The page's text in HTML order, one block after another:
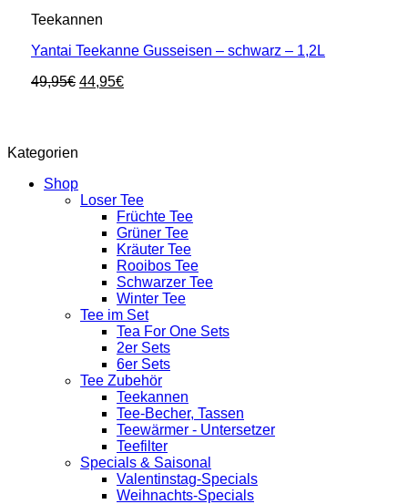
Teekannen
Yantai Teekanne Gusseisen – schwarz – 1,2L
49,95€ Ursprünglicher
44,95€Aktueller
Kategorien
Shop
Loser Tee
Früchte Tee
Grüner Tee
Kräuter Tee
Rooibos Tee
Schwarzer Tee
Winter Tee
Tee im Set
Tea For One Sets
2er Sets
6er Sets
Tee Zubehör
Teekannen
Tee-Becher, Tassen
Teewärmer - Untersetzer
Teefilter
Specials & Saisonal
Valentinstag-Specials
Weihnachts-Specials